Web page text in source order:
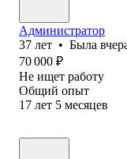
Администратор
37 лет • Была
70 000 ₽
Не ищет работу
Общий опыт
17 лет 5 месяцев